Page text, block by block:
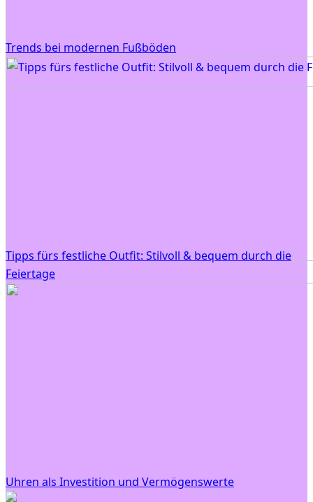
Trends bei modernen Fußböden
Tipps fürs festliche Outfit: Stilvoll & bequem durch die
Feiertage
Uhren als Investition und Vermögenswerte